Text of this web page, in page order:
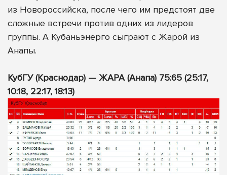
из Новороссийска, после чего им предстоят две
сложные встречи против одних из лидеров
группы. А Кубаньэнерго сыграют с Жарой из
Анапы.
КубГУ (Краснодар) — ЖАРА (Анапа) 75:65 (25:17,
10:18, 22:17, 18:13)